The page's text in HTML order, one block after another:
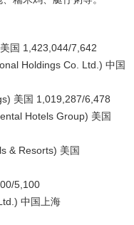
国 1,423,044/7,642
Holdings Co. Ltd.) 中国
美国 1,019,287/6,478
Hotels Group) 美国
& Resorts) 美国
5,100
中国上海